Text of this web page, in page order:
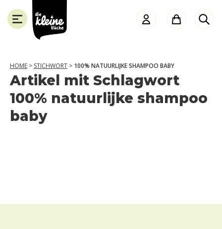
Die
Kleine
Küche
SLUITEN
HOME > STICHWORT > 100% NATUURLIJKE SHAMPOO BABY
Artikel mit Schlagwort
100% natuurlijke shampoo
baby